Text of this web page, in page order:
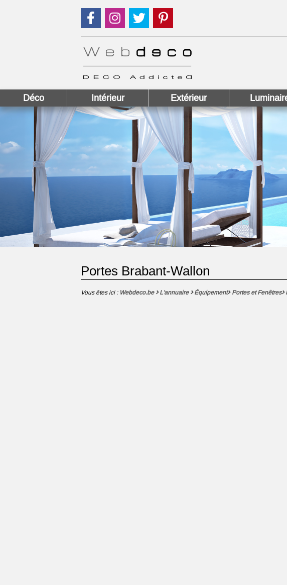
Suivez nous sur Facebook !
Suivez nous sur Instagram !
Suivez nous sur Twitter !
Déco Intérieur Extérieur
Portes Brabant-Wallon
Vous êtes ici : Webdeco.be L'annuaire Équipement Portes et Fenêtres